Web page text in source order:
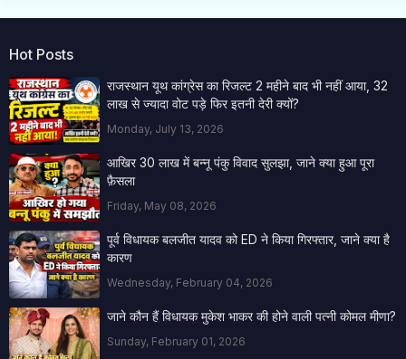
Hot Posts
राजस्थान यूथ कांग्रेस का रिजल्ट 2 महीने बाद भी नहीं आया, 32
लाख से ज्यादा वोट पड़े फिर इतनी देरी क्यों?
Monday, July 13, 2026
आखिर 30 लाख में बन्नू पंकु विवाद सुलझा, जाने क्या हुआ पूरा
फ़ैसला
Friday, May 08, 2026
पूर्व विधायक बलजीत यादव को ED ने किया गिरफ्तार, जाने क्या है
कारण
Wednesday, February 04, 2026
जाने कौन हैं विधायक मुकेश भाकर की होने वाली पत्नी कोमल मीणा?
Sunday, February 01, 2026